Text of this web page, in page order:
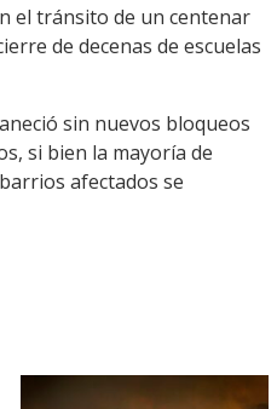
el tránsito de un centenar
de decenas de escuelas
sin nuevos bloqueos
si bien la mayoría de
afectados se